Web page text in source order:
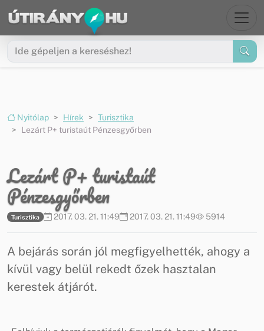
Ugrás a menüre
Ugrás a tartalomra
Nyitólap Hírek
Turisztika
Lezárt P+ turistaút Pénzesgyőrben
Lezárt P+ turistaút
Pénzesgyőrben
Turisztika 2017. 03. 21. 11:49 2017. 03. 21. 11:49 5914
A bejárás során jól megfigyelhették, ahogy a
kívül vagy belül rekedt őzek hasztalan
kerestek átjárót.